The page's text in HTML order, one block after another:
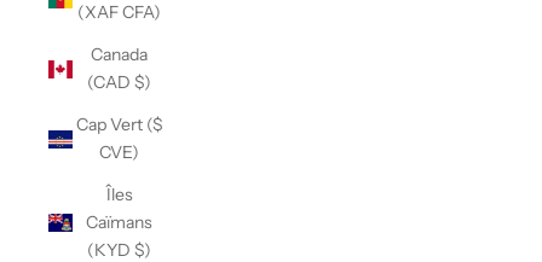
(XAF CFA)
Canada
(CAD $)
Cap Vert ($
CVE)
Îles
Caïmans
(KYD $)